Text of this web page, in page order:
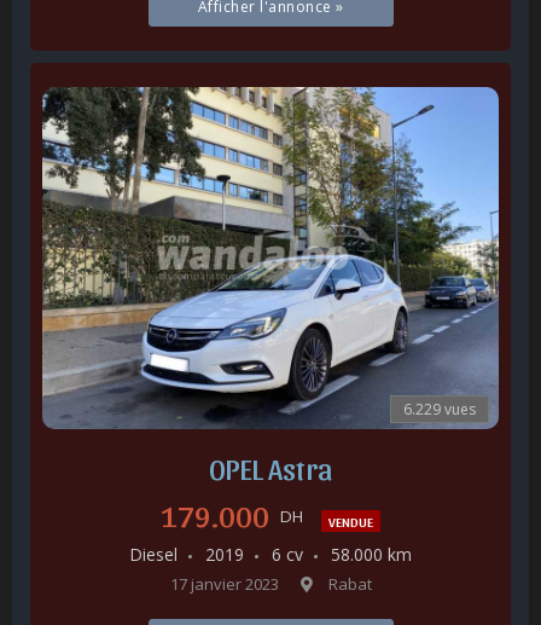
Afficher l'annonce »
6.229 vues
OPEL Astra
179.000 DH VENDUE
Diesel 2019 6 cv 58.000 km
17 janvier 2023 Rabat